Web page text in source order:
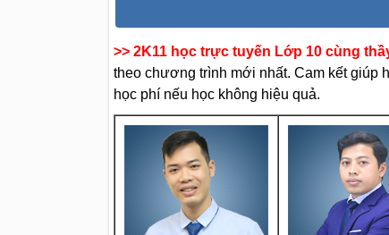
>> 2K11 học trực tuyến Lớp 10 cùng
theo chương trình mới nhất. Cam kết giúp
học phí nếu học không hiệu quả.